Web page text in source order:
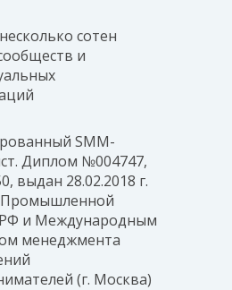
сотен
и
SMM-
Диплом №004747,
выдан 28.02.2018 г.
и Международным
менеджмента
(г. Москва)